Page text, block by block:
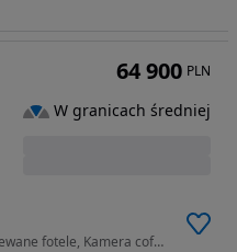
1499 cm3 • 136 KM • Keyless, Podgrzewane fotele, Kamera cofania, LED, Salon Polska, 1 wł.,
64 900 PLN
W granicach średniej